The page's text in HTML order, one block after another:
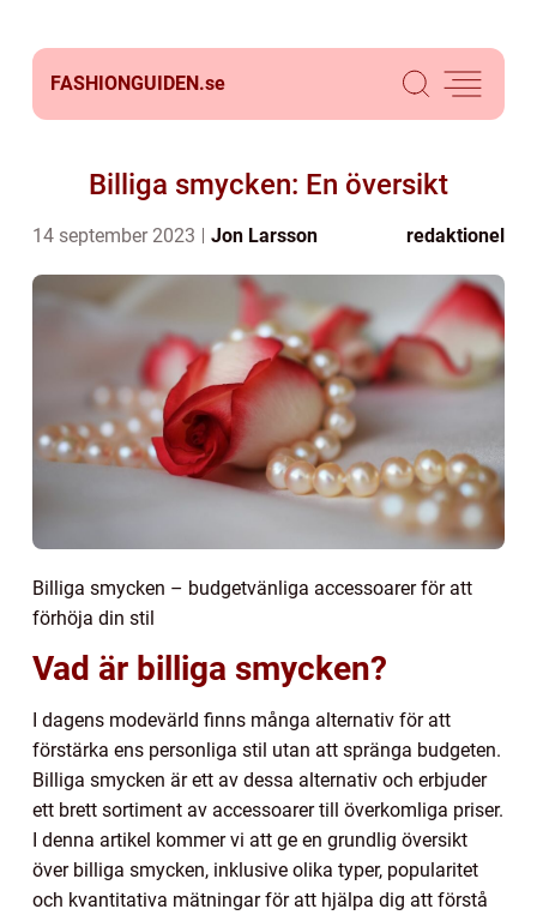
FASHIONGUIDEN.se
Billiga smycken: En översikt
14 september 2023 Jon Larsson redaktionel
Billiga smycken – budgetvänliga accessoarer för att
förhöja din stil
Vad är billiga smycken?
I dagens modevärld finns många alternativ för att
förstärka ens personliga stil utan att spränga budgeten.
Billiga smycken är ett av dessa alternativ och erbjuder
ett brett sortiment av accessoarer till överkomliga priser.
I denna artikel kommer vi att ge en grundlig översikt
över billiga smycken, inklusive olika typer, popularitet
och kvantitativa mätningar för att hjälpa dig att förstå